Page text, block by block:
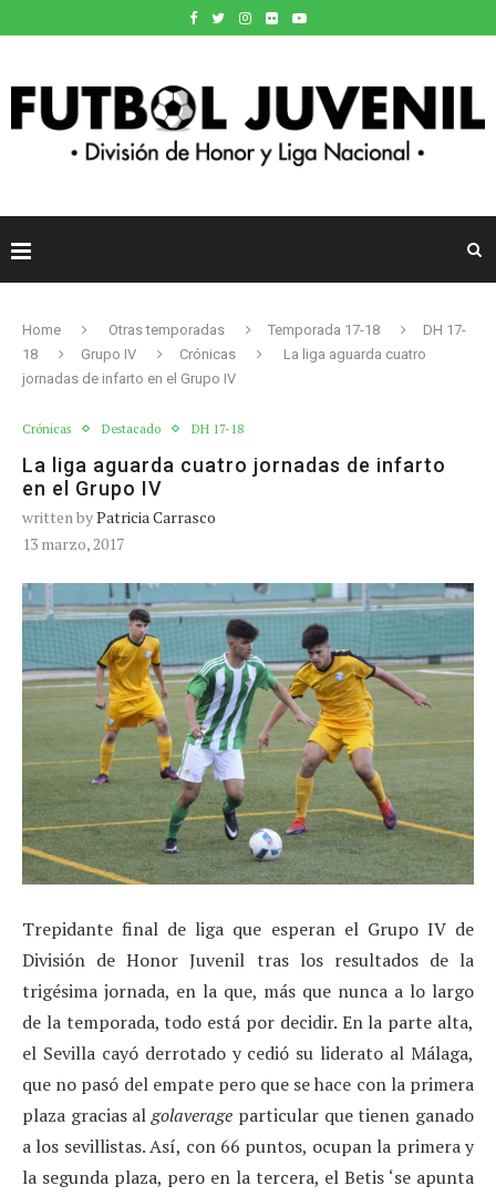
Home Otras temporadas Temporada 17-18
DH 17-
18
Grupo IV Crónicas
La liga aguarda cuatro
jornadas de infarto en el Grupo IV
Crónicas Destacado DH 17-18
La liga aguarda cuatro jornadas de infarto
en el Grupo IV
written byPatricia Carrasco
13 marzo, 2017
Trepidante final de liga que esperan el Grupo IV de
División de Honor Juvenil tras los resultados de la
trigésima jornada, en la que, más que nunca a lo largo
de la temporada, todo está por decidir. En la parte alta,
el Sevilla cayó derrotado y cedió su liderato al Málaga,
que no pasó del empate pero que se hace con la primera
plaza gracias algolaverage particular que tienen ganado
a los sevillistas. Así, con 66 puntos, ocupan la primera y
la segunda plaza, pero en la tercera, el Betis ‘se apunta